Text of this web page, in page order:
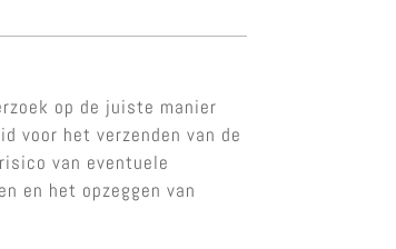
op de juiste manier
voor het verzenden van de
van eventuele
en het opzeggen van